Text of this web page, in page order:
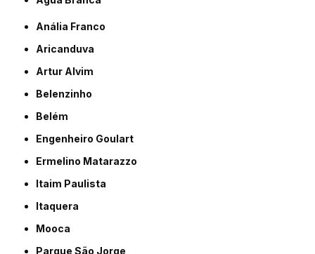
Anália Franco
Aricanduva
Artur Alvim
Belenzinho
Belém
Engenheiro Goulart
Ermelino Matarazzo
Itaim Paulista
Itaquera
Mooca
Parque São Jorge